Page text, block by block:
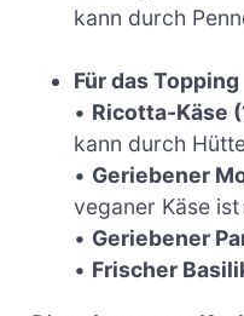
kann durch
Für das Topping
• Ricotta-Käse
kann durch
• Geriebener
veganer Käse
• Geriebener
• Frischer